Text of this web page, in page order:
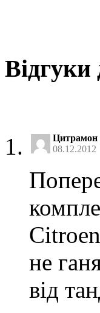
Цитрамон
08.12.2012
не
від